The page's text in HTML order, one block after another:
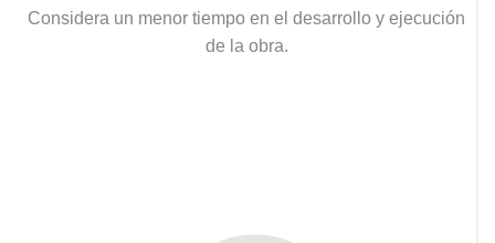
Considera un menor tiempo en el desarrollo y ejecución
de la obra.